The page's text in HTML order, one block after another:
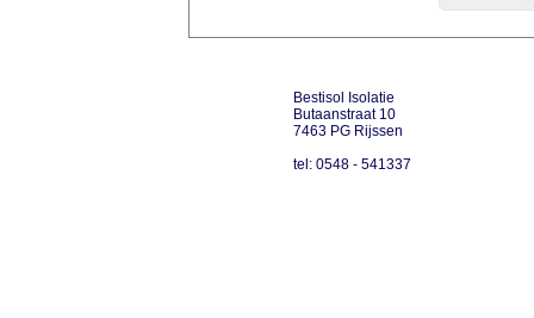
Bestisol Isolatie
Butaanstraat 10
7463 PG Rijssen
tel: 0548 - 541337